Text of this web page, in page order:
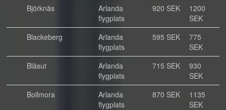
Björknäs
Arlanda
flygplats
920 SEK
1200
SEK
Blackeberg
Arlanda
flygplats
595 SEK
775
SEK
Blåsut
Arlanda
flygplats
715 SEK
930
SEK
Bollmora
Arlanda
flygplats
870 SEK
1135
SEK